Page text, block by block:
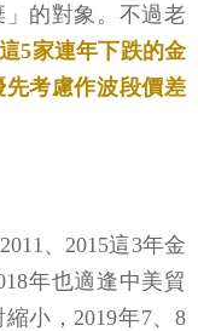
的對象。不過老
5家連年下跌的金
考慮作波段價差
、2015這3年金
年也適逢中美貿
小，2019年7、8